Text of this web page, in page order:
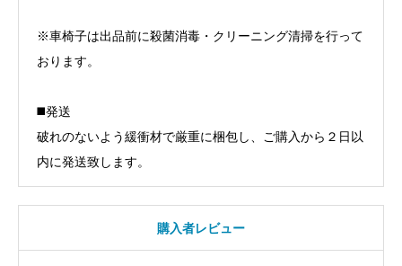
※車椅子は出品前に殺菌消毒・クリーニング清掃を行って
おります。
◼️発送
破れのないよう緩衝材で厳重に梱包し、ご購入から２日以
内に発送致します。
購入者レビュー